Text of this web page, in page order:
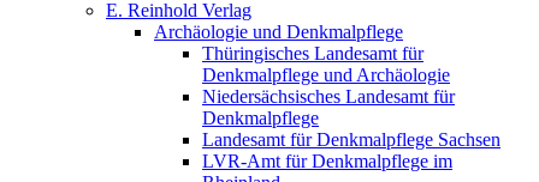
E. Reinhold Verlag
Archäologie und Denkmalpflege
Thüringisches Landesamt für
Denkmalpflege und Archäologie
Niedersächsisches Landesamt für
Denkmalpflege
Landesamt für Denkmalpflege Sachsen
LVR-Amt für Denkmalpflege im